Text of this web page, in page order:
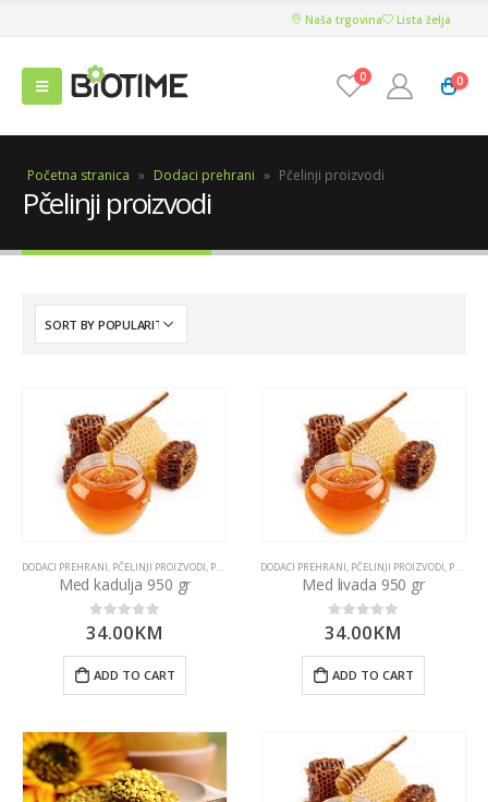
Naša trgovina Lista želja
0 0
Početna stranica » Dodaci prehrani » Pčelinji proizvodi
Pčelinji proizvodi
DODACI PREHRANI, PČELINJI PROIZVODI, PROIZVODI ,ZASLAĐIVAČI
Med kadulja 950 gr
0 out of 5
34.00KM
ADD TO CART
DODACI PREHRANI, PČELINJI PROIZVODI, PROIZVODI
Med livada 950 gr
0 out of 5
34.00KM
ADD TO CART